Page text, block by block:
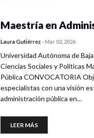
Maestría en
Laura Gutiérrez -Mar 02, 2026
Universidad Autónoma de
Ciencias Sociales y Políticas
Pública CONVOCATORIA
especialistas con una visión
administración pública en…
LEER MÁS